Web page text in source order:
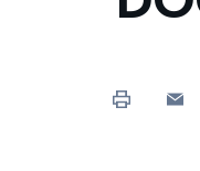
Formas de
políticas